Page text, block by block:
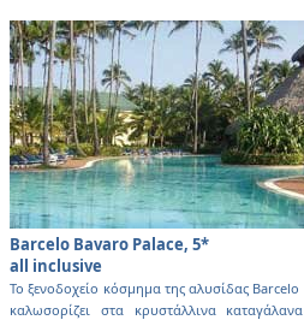
Barcelo Bavaro Palace, 5*
all inclusive
Το ξενοδοχείο κόσµηµα της αλυσίδας
καλωσορίζει στα κρυστάλλινα